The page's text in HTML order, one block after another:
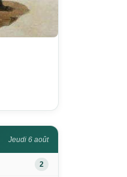
Jeudi 6 août
2